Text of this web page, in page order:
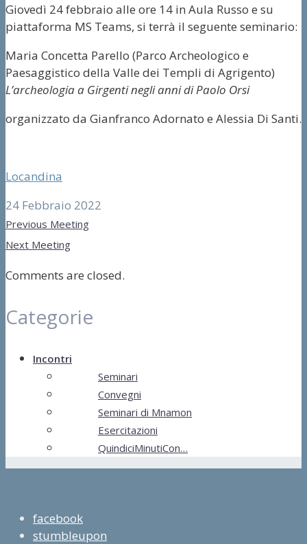
Giovedì 24 febbraio alle ore 14 in Aula Russo e su
piattaforma MS Teams, si terrà il seguente seminario:
Maria Concetta Parello (Parco Archeologico e
Paesaggistico della Valle dei Templi di Agrigento)
L’archeologia a Girgenti negli anni di Paolo Orsi
organizzato da Gianfranco Adornato e Alessia Di Santi.
Locandina
24 Febbraio 2022
Previous Meeting
Next Meeting
Comments are closed.
Categorie
Incontri
Seminari
Convegni
Seminari di Mnamon
Esercitazioni
QuindiciMinutiCon…
facebook
stumbleupon